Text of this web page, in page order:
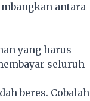
antara
yang harus
seluruh
beres. Cobalah